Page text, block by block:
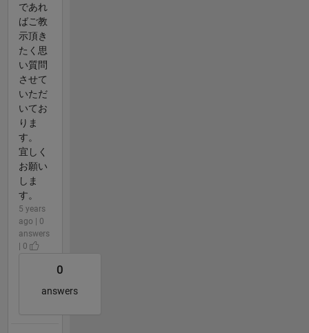
であれ
ばご教
示頂き
たく思
い質問
させて
いただ
いてお
りま
す。
宜しく
お願い
しま
す。
5 years
ago | 0
answers
| 0
0
answers